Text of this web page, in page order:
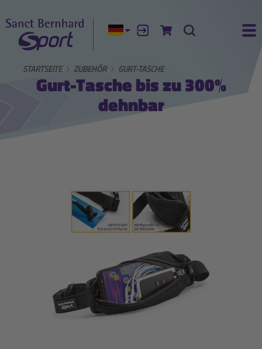
Aktuelle Sprache:
AnmeldenZum Warenkorb
Suche
STARTSEITE ZUBEHÖR GURT-TASCHE
Gurt-Tasche bis zu 300%
dehnbar